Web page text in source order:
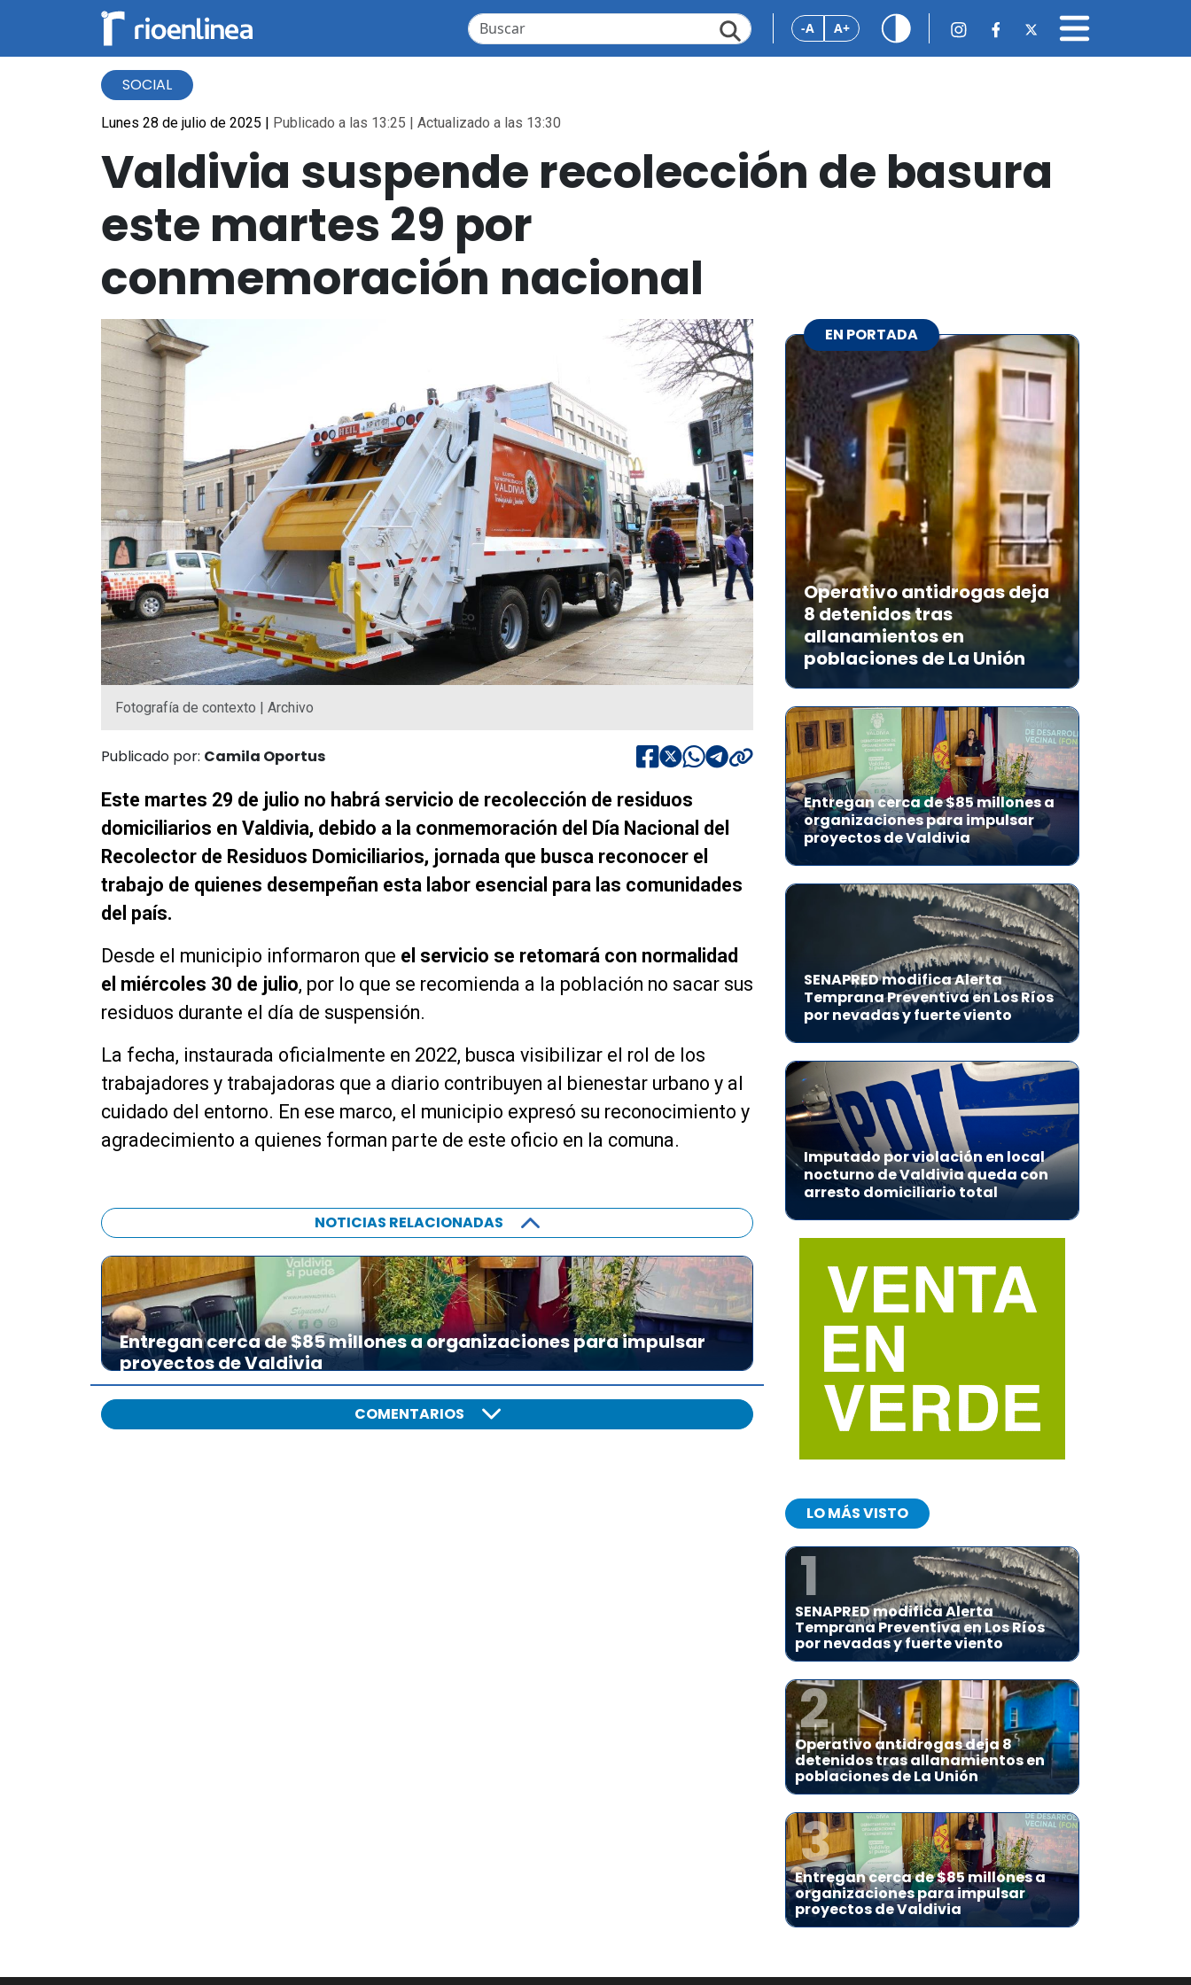
-A A+
SOCIAL
Lunes 28 de julio de 2025 | Publicado a las 13:25 | Actualizado a las 13:30
Valdivia suspende recolección de basura
este martes 29 por
conmemoración nacional
Fotografía de contexto | Archivo
Publicado por: Camila Oportus
Este martes 29 de julio no habrá servicio de recolección de residuos
domiciliarios en Valdivia, debido a la conmemoración del Día Nacional del
Recolector de Residuos Domiciliarios, jornada que busca reconocer el
trabajo de quienes desempeñan esta labor esencial para las comunidades
del país.
Desde el municipio informaron que el servicio se retomará con normalidad
el miércoles 30 de julio, por lo que se recomienda a la población no sacar sus
residuos durante el día de suspensión.
La fecha, instaurada oficialmente en 2022, busca visibilizar el rol de los
trabajadores y trabajadoras que a diario contribuyen al bienestar urbano y al
cuidado del entorno. En ese marco, el municipio expresó su reconocimiento y
agradecimiento a quienes forman parte de este oficio en la comuna.
NOTICIAS RELACIONADAS
Entregan cerca de $85 millones a organizaciones para impulsar
proyectos de Valdivia
COMENTARIOS
EN PORTADA
Operativo antidrogas deja
8 detenidos tras
allanamientos en
poblaciones de La Unión
Entregan cerca de $85 millones a
organizaciones para impulsar
proyectos de Valdivia
SENAPRED modifica Alerta
Temprana Preventiva en Los Ríos
por nevadas y fuerte viento
Imputado por violación en local
nocturno de Valdivia queda con
arresto domiciliario total
LO MÁS VISTO
1
SENAPRED modifica Alerta
Temprana Preventiva en Los Ríos
por nevadas y fuerte viento
2
Operativo antidrogas deja 8
detenidos tras allanamientos en
poblaciones de La Unión
3
Entregan cerca de $85 millones a
organizaciones para impulsar
proyectos de Valdivia